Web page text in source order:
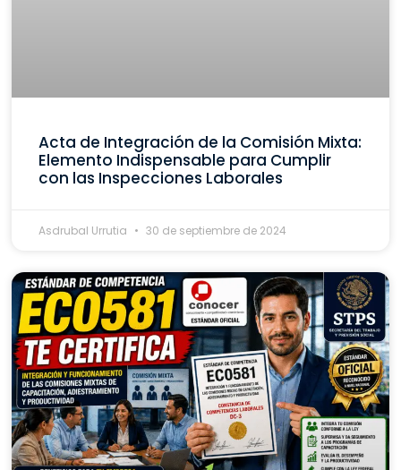
Acta de Integración de la Comisión Mixta:
Elemento Indispensable para Cumplir
con las Inspecciones Laborales
Asdrubal Urrutia 30 de septiembre de 2024